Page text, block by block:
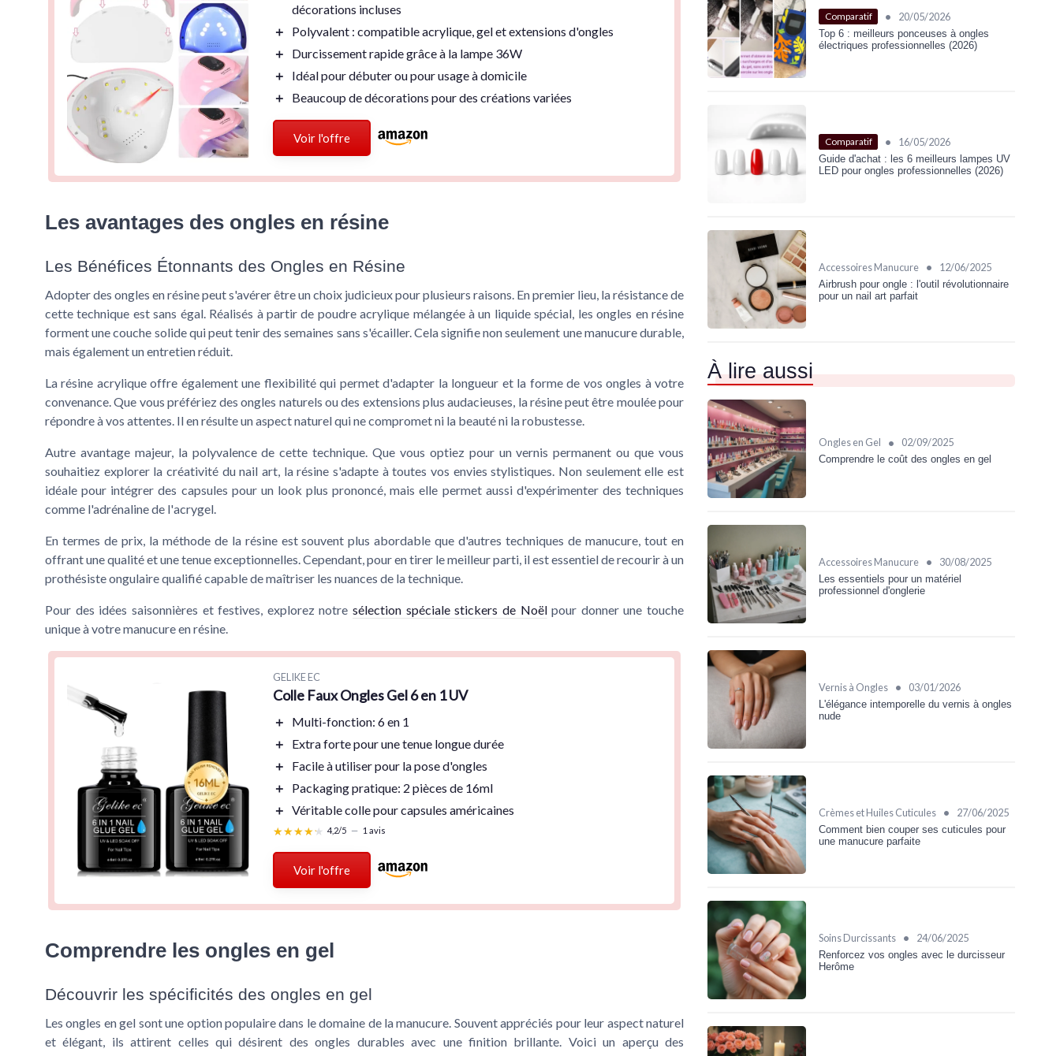
décorations incluses
＋
Polyvalent : compatible acrylique, gel et extensions d'ongles
＋
Durcissement rapidegrâce à la lampe 36W
＋
Idéal pour débuterou pour usage à domicile
＋
Beaucoup de décorations pour des créations variées
Voir l'offre
Les avantages des ongles en résine
Les Bénéfices Étonnants des Ongles en Résine
Adopter des ongles en résine peut s'avérer être un choix judicieux pour plusieurs raisons. En premier lieu, la résistance de
cette technique est sans égal. Réalisés à partir de poudre acrylique mélangée à un liquide spécial, les ongles en résine
forment une couche solide qui peut tenir dessemaines sans s'écailler. Cela signifie non seulement une manucure durable,
mais également un entretien réduit.
Larésine acryliqueoffre également une flexibilité qui permet d'adapter la longueur et la forme de vos ongles à votre
convenance. Que vous préfériez desongles naturels ou des extensions plus audacieuses, la résine peut être moulée pour
répondre à vos attentes. Il en résulte unaspect naturelqui ne compromet ni la beauté ni la robustesse.
Autre avantage majeur, la polyvalence de cette technique. Que vous optiez pour unvernis permanent ou que vous
souhaitiez explorer la créativité dunail art , la résine s'adapte à toutes vos envies stylistiques. Non seulement elle est
idéale pour intégrer des capsules pour un look plus prononcé, mais elle permet aussi d'expérimenter des techniques
comme l'adrénaline de l'acrygel
En termes de prix, la méthode de la résine est souvent plus abordable que d'autres techniques de manucure, tout en
offrant une qualité et une tenue exceptionnelles. Cependant, pour en tirer le meilleur parti, il est essentiel de recourir à un
prothésiste ongulairequalifié capable de maîtriser les nuances de latechnique
Pour des idées saisonnières et festives, explorez notre sélection spéciale stickers de Noëlpour donner une touche
unique à votre manucure en résine.
GELIKE EC
Colle Faux Ongles Gel 6 en 1 UV
＋ Multi-fonction: 6 en 1
＋
Extra fortepour une tenue longue durée
＋
Facile à utiliserpour la pose d'ongles
＋
Packaging pratique: 2 pièces de 16ml
＋ Véritablecolle pour capsules américaines
★★★★★
★★★★★ 4,2/5 — 1 avis
Voir l'offre
Comprendre les ongles en gel
Découvrir les spécificités des ongles en gel
Les ongles en gel sont une option populaire dans le domaine de la manucure. Souvent appréciés pour leur aspect naturel
et élégant, ils attirent celles qui désirent des ongles durables avec une finition brillante. Voici un aperçu des
Comparatif • 20/05/2026
Top 6 : meilleurs ponceuses à ongles
électriques professionnelles (2026)
Comparatif • 16/05/2026
Guide d'achat : les 6 meilleurs lampes UV
LED pour ongles professionnelles (2026)
Accessoires Manucure • 12/06/2025
Airbrush pour ongle : l'outil révolutionnaire
pour un nail art parfait
À lire aussi
Ongles en Gel • 02/09/2025
Comprendre le coût des ongles en gel
Accessoires Manucure • 30/08/2025
Les essentiels pour un matériel
professionnel d'onglerie
Vernis à Ongles • 03/01/2026
L'élégance intemporelle du vernis à ongles
nude
Crèmes et Huiles Cuticules • 27/06/2025
Comment bien couper ses cuticules pour
une manucure parfaite
Soins Durcissants • 24/06/2025
Renforcez vos ongles avec le durcisseur
Herôme